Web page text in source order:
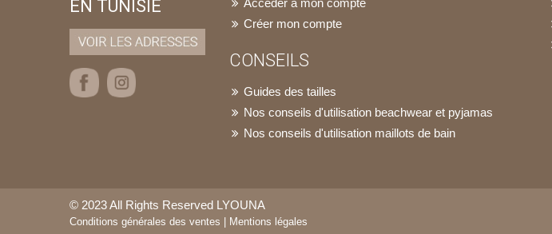
EN TUNISIE
Créer mon compte
CONSEILS
Guides des tailles
Nos conseils d'utilisation beachwear et pyjamas
Nos conseils d'utilisation maillots de bain
© 2023 All Rights Reserved LYOUNA
Conditions générales des ventes Mentions légales